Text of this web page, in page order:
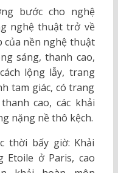
bước cho nghệ
nghệ thuật trở về
của nền nghệ thuật
sáng, thanh cao,
lộng lẫy, trang
tam giác, có trang
cao, các khải
nặng nề thô kệch.
thời bấy giờ: Khải
Etoile ở Paris, cao